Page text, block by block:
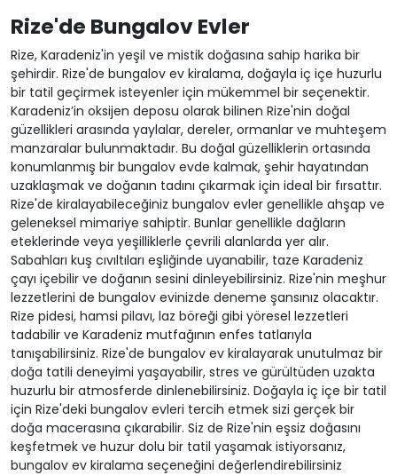
Rize'de Bungalov Evler
Rize, Karadeniz'in yeşil ve mistik doğasına sahip harika bir
şehirdir. Rize'de bungalov ev kiralama, doğayla iç içe huzurlu
bir tatil geçirmek isteyenler için mükemmel bir seçenektir.
Karadeniz’in oksijen deposu olarak bilinen Rize'nin doğal
güzellikleri arasında yaylalar, dereler, ormanlar ve muhteşem
manzaralar bulunmaktadır. Bu doğal güzelliklerin ortasında
konumlanmış bir bungalov evde kalmak, şehir hayatından
uzaklaşmak ve doğanın tadını çıkarmak için ideal bir fırsattır.
Rize'de kiralayabileceğiniz bungalov evler genellikle ahşap ve
geleneksel mimariye sahiptir. Bunlar genellikle dağların
eteklerinde veya yeşilliklerle çevrili alanlarda yer alır.
Sabahları kuş cıvıltıları eşliğinde uyanabilir, taze Karadeniz
çayı içebilir ve doğanın sesini dinleyebilirsiniz. Rize'nin meşhur
lezzetlerini de bungalov evinizde deneme şansınız olacaktır.
Rize pidesi, hamsi pilavı, laz böreği gibi yöresel lezzetleri
tadabilir ve Karadeniz mutfağının enfes tatlarıyla
tanışabilirsiniz. Rize'de bungalov ev kiralayarak unutulmaz bir
doğa tatili deneyimi yaşayabilir, stres ve gürültüden uzakta
huzurlu bir atmosferde dinlenebilirsiniz. Doğayla iç içe bir tatil
için Rize'deki bungalov evleri tercih etmek sizi gerçek bir
doğa macerasına çıkarabilir. Siz de Rize'nin eşsiz doğasını
keşfetmek ve huzur dolu bir tatil yaşamak istiyorsanız,
bungalov ev kiralama seçeneğini değerlendirebilirsiniz